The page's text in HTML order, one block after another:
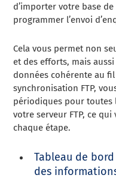
d’importer votre base
programmer l’envoi
Cela vous permet non
et des efforts, mais
données cohérente au
synchronisation FTP,
périodiques pour toutes
votre serveur FTP, ce
chaque étape.
Tableau de
des